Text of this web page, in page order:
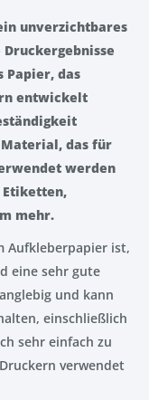
unverzichtbares
Papier, das
entwickelt
das für
werden
Etiketten,
mehr.
Aufkleberpapier ist,
eine sehr gute
und kann
einschließlich
sehr einfach zu
verwendet